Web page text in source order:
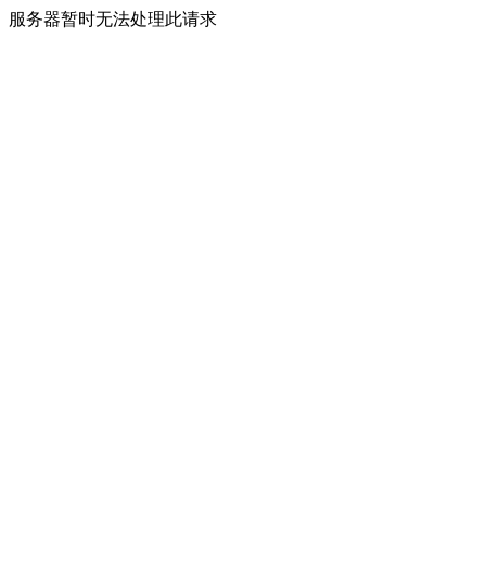
服务器暂时无法处理此请求